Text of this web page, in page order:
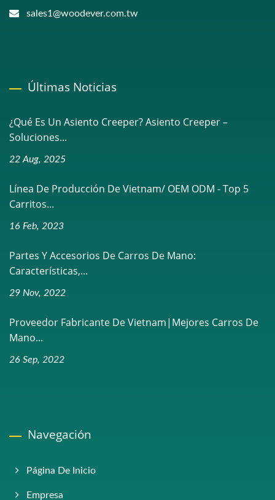
sales1@woodever.com.tw
Últimas Noticias
¿Qué Es Un Asiento Creeper? Asiento Creeper –
Soluciones...
22 Aug, 2025
Línea De Producción De Vietnam/ OEM ODM - Top 5
Carritos...
16 Feb, 2023
Partes Y Accesorios De Carros De Mano:
Características,...
29 Nov, 2022
Proveedor Fabricante De Vietnam|Mejores Carros De
Mano...
26 Sep, 2022
Navegación
Página De Inicio
Empresa